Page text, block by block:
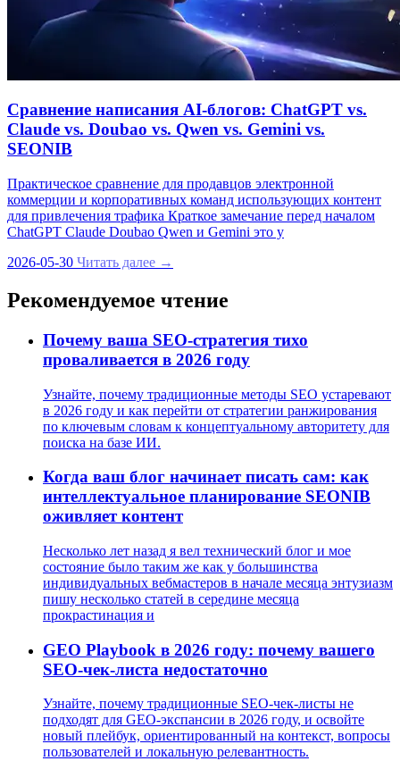
Сравнение написания AI‑блогов: ChatGPT vs.
Claude vs. Doubao vs. Qwen vs. Gemini vs.
SEONIB
Практическое сравнение для продавцов электронной
коммерции и корпоративных команд использующих контент
для привлечения трафика Краткое замечание перед началом
ChatGPT Claude Doubao Qwen и Gemini это у
2026-05-30 Читать далее →
Рекомендуемое чтение
Почему ваша SEO-стратегия тихо
проваливается в 2026 году
Узнайте, почему традиционные методы SEO устаревают
в 2026 году и как перейти от стратегии ранжирования
по ключевым словам к концептуальному авторитету для
поиска на базе ИИ.
Когда ваш блог начинает писать сам: как
интеллектуальное планирование SEONIB
оживляет контент
Несколько лет назад я вел технический блог и мое
состояние было таким же как у большинства
индивидуальных вебмастеров в начале месяца энтузиазм
пишу несколько статей в середине месяца
прокрастинация и
GEO Playbook в 2026 году: почему вашего
SEO-чек-листа недостаточно
Узнайте, почему традиционные SEO-чек-листы не
подходят для GEO-экспансии в 2026 году, и освойте
новый плейбук, ориентированный на контекст, вопросы
пользователей и локальную релевантность.